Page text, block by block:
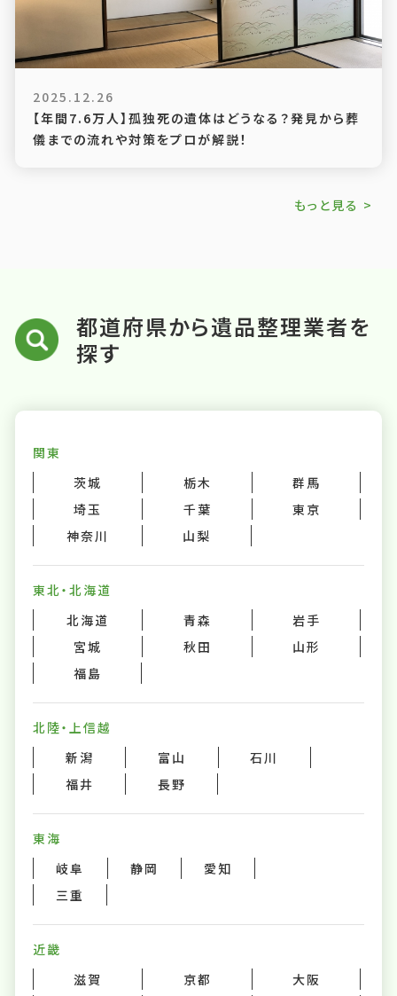
2025.12.26
【年間7.6万人】孤独死の遺体はどうなる？発見から葬
儀までの流れや対策をプロが解説！
もっと見る >
都道府県から遺品整理業者を
探す
関東
茨城
栃木
群馬
埼玉
千葉
東京
神奈川
山梨
東北・北海道
北海道
青森
岩手
宮城
秋田
山形
福島
北陸・上信越
新潟
富山
石川
福井
長野
東海
岐阜
静岡
愛知
三重
近畿
滋賀
京都
大阪